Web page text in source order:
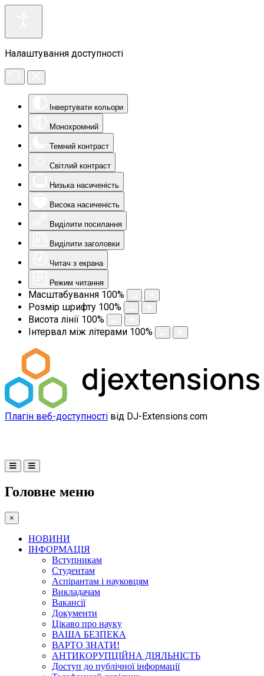
Налаштування доступності
Інвертувати кольори
Монохромний
Темний контраст
Світлий контраст
Низька насиченість
Висока насиченість
Виділити посилання
Виділити заголовки
Читач з екрана
Режим читання
Масштабування 100%
Розмір шрифту 100%
Висота лінії 100%
Інтервал між літерами 100%
Плагін веб-доступності від DJ-Extensions.com
Головне меню
×
НОВИНИ
ІНФОРМАЦІЯ
Вступникам
Студентам
Аспірантам і науковцям
Викладачам
Вакансії
Документи
Цікаво про науку
ВАША БЕЗПЕКА
ВАРТО ЗНАТИ!
АНТИКОРУПЦІЙНА ДІЯЛЬНІСТЬ
Доступ до публічної інформації